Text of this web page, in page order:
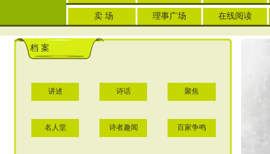
卖 场 理事广场 在线阅读
档 案
讲述 诗话 聚焦
名人堂 诗者趣闻 百家争鸣